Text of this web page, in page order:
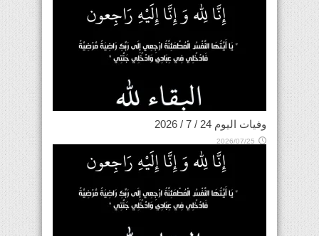
وفيات اليوم 24 / 7 / 2026
2026/07/25